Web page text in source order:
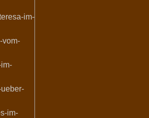
im-
vom-
im-